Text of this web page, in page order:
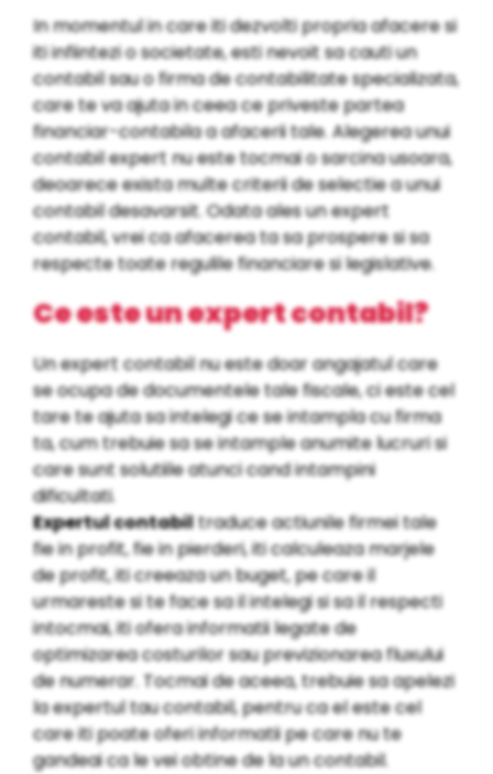
In momentul in care iti dezvolti propria afacere si
iti infiintezi o societate, esti nevoit sa cauti un
contabil sau o firma de contabilitate specializata,
care te va ajuta in ceea ce priveste partea
financiar-contabila a afacerii tale. Alegerea unui
contabil expert nu este tocmai o sarcina usoara,
deoarece exista multe criterii de selectie a unui
contabil desavarsit. Odata ales un expert
contabil, vrei ca afacerea ta sa prospere si sa
respecte toate regulile financiare si legislative.
Ce este un expert contabil?
Un expert contabil nu este doar angajatul care
se ocupa de documentele tale fiscale, ci este cel
tare te ajuta sa intelegi ce se intampla cu firma
ta, cum trebuie sa se intample anumite lucruri si
care sunt solutiile atunci cand intampini
dificultati.
Expertul contabiltraduce actiunile firmei tale
fie in profit, fie in pierderi, iti calculeaza marjele
de profit, iti creeaza un buget, pe care il
urmareste si te face sa il intelegi si sa il respecti
intocmai, iti ofera informatii legate de
optimizarea costurilor sau previzionarea fluxului
de numerar. Tocmai de aceea, trebuie sa apelezi
la expertul tau contabil, pentru ca el este cel
care iti poate oferi informatii pe care nu te
gandeai ca le vei obtine de la un contabil.